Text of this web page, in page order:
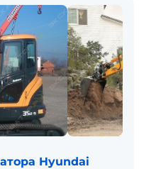
Hyundai